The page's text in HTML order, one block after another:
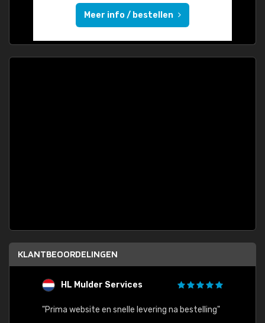
Meer info / bestellen
KLANTBEOORDELINGEN
HL Mulder Services
"Prima website en snelle levering na bestelling"